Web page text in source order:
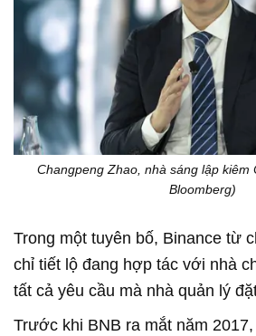
Changpeng Zhao, nhà sáng lập kiêm
Bloomberg)
Trong một tuyên bố, Binance từ
chỉ tiết lộ đang hợp tác với nhà
tất cả yêu cầu mà nhà quản lý
Trước khi BNB ra mắt năm